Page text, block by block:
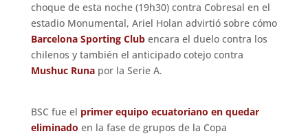
choque de esta noche (19h30) contra Cobresal en el
estadio Monumental, Ariel Holan advirtió sobre cómo
Barcelona Sporting Clubencara el duelo contra los
chilenos y también el anticipado cotejo contra
Mushuc Runapor la Serie A.
BSC fue el primer equipo ecuatoriano en quedar
eliminado en la fase de grupos de la Copa